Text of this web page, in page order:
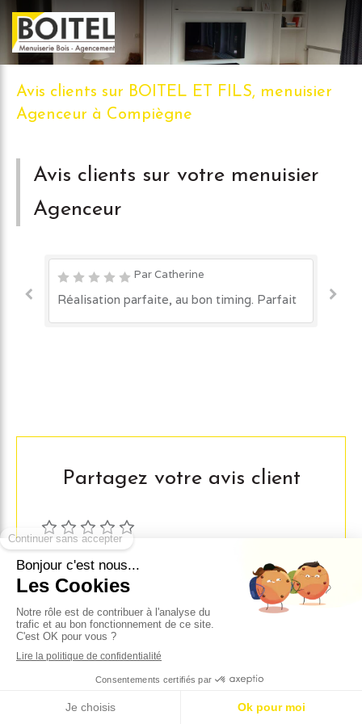
Avis clients sur BOITEL ET FILS, menuisier
Agenceur à Compiègne
Avis clients sur votre menuisier
Agenceur
Par Catherine
Réalisation parfaite, au bon timing. Parfait
Partagez votre avis client
Cliquez sur une étoile pour noter !
Email
Nom/Pseudonyme